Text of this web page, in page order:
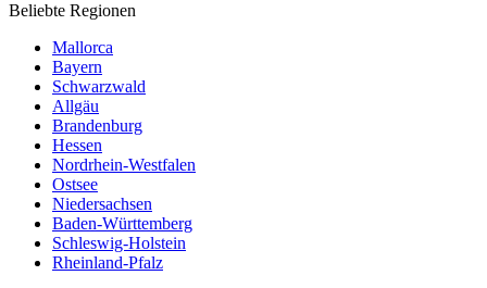
Beliebte Regionen
Mallorca
Bayern
Schwarzwald
Allgäu
Brandenburg
Hessen
Nordrhein-Westfalen
Ostsee
Niedersachsen
Baden-Württemberg
Schleswig-Holstein
Rheinland-Pfalz